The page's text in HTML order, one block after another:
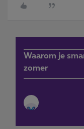
Waarom je
zomer